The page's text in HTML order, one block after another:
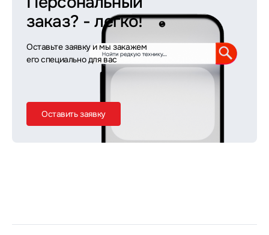
заказ? - легко!
Оставьте заявку и мы закажем
его специально для вас
Оставить заявку